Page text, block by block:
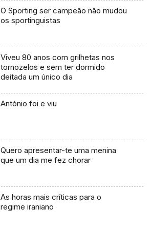
O Sporting ser campeão não mudou
os sportinguistas
Viveu 80 anos com grilhetas nos
tornozelos e sem ter dormido
deitada um único dia
António foi e viu
Quero apresentar-te uma menina
que um dia me fez chorar
As horas mais críticas para o
regime iraniano